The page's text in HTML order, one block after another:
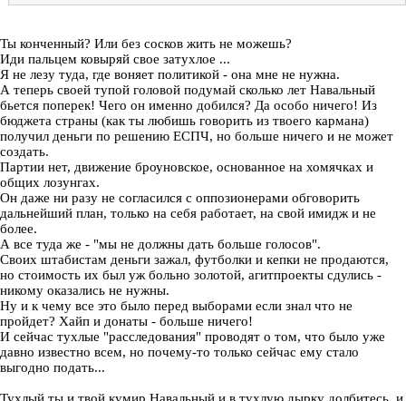
Ты конченный? Или без сосков жить не можешь?
Иди пальцем ковыряй свое затухлое ...
Я не лезу туда, где воняет политикой - она мне не нужна.
А теперь своей тупой головой подумай сколько лет Навальный
бьется поперек! Чего он именно добился? Да особо ничего! Из
бюджета страны (как ты любишь говорить из твоего кармана)
получил деньги по решению ЕСПЧ, но больше ничего и не может
создать.
Партии нет, движение броуновское, основанное на хомячках и
общих лозунгах.
Он даже ни разу не согласился с оппозионерами обговорить
дальнейший план, только на себя работает, на свой имидж и не
более.
А все туда же - "мы не должны дать больше голосов".
Своих штабистам деньги зажал, футболки и кепки не продаются,
но стоимость их был уж больно золотой, агитпроекты сдулись -
никому оказались не нужны.
Ну и к чему все это было перед выборами если знал что не
пройдет? Хайп и донаты - больше ничего!
И сейчас тухлые "расследования" проводят о том, что было уже
давно известно всем, но почему-то только сейчас ему стало
выгодно подать...